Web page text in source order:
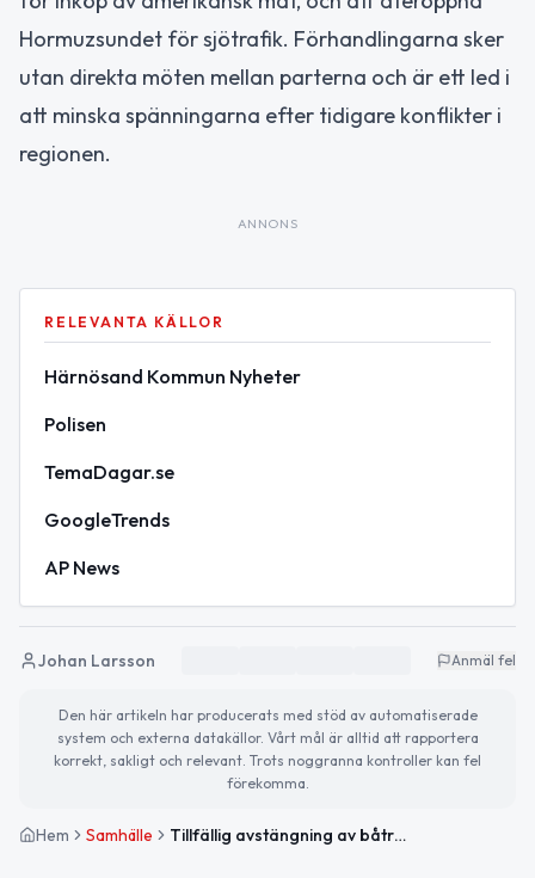
Hormuzsundet för sjötrafik. Förhandlingarna sker
utan direkta möten mellan parterna och är ett led i
att minska spänningarna efter tidigare konflikter i
regionen.
ANNONS
RELEVANTA KÄLLOR
Härnösand Kommun Nyheter
Polisen
TemaDagar.se
GoogleTrends
AP News
Johan Larsson Anmäl fel
Den här artikeln har producerats med stöd av automatiserade
system och externa datakällor. Vårt mål är alltid att rapportera
korrekt, sakligt och relevant. Trots noggranna kontroller kan fel
förekomma.
Hem Samhälle Tillfällig avstängning av båtrampen på Kronholmen – detta gäller